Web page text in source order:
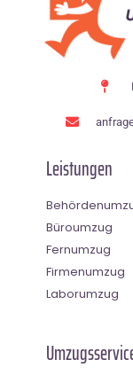
Leistungen
Büroumzug
Fernumzug
Firmenumzug
Laborumzug